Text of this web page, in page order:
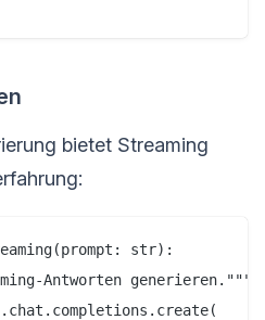
bietet Streaming
str):
Antworten generieren."""